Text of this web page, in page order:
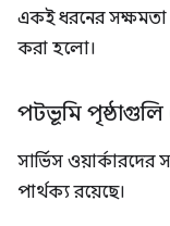
একই ধরনের সক্ষমতা
করা হলো।
পটভূমি পৃষ্ঠাগুলি
সার্ভিস
পার্থক্য রয়েছে।